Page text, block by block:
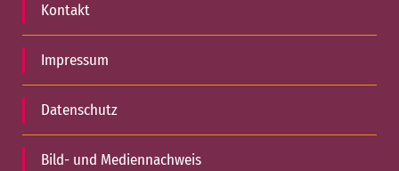
Kontakt
Impressum
Datenschutz
Bild- und Mediennachweis